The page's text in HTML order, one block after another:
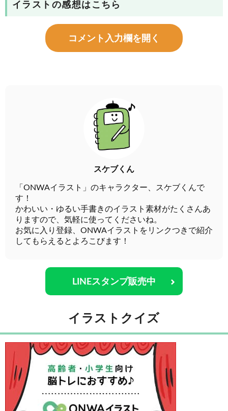
イラストの感想はこちら
コメント入力欄を開く
スケブくん
「ONWAイラスト」のキャラクター、スケブくんで
す！
かわいい・ゆるい手書きのイラスト素材がたくさんあ
りますので、気軽に使ってくださいね。
お気に入り登録、ONWAイラストをリンクつきで紹介
してもらえるとよろこびます！
LINEスタンプ販売中
イラストクイズ